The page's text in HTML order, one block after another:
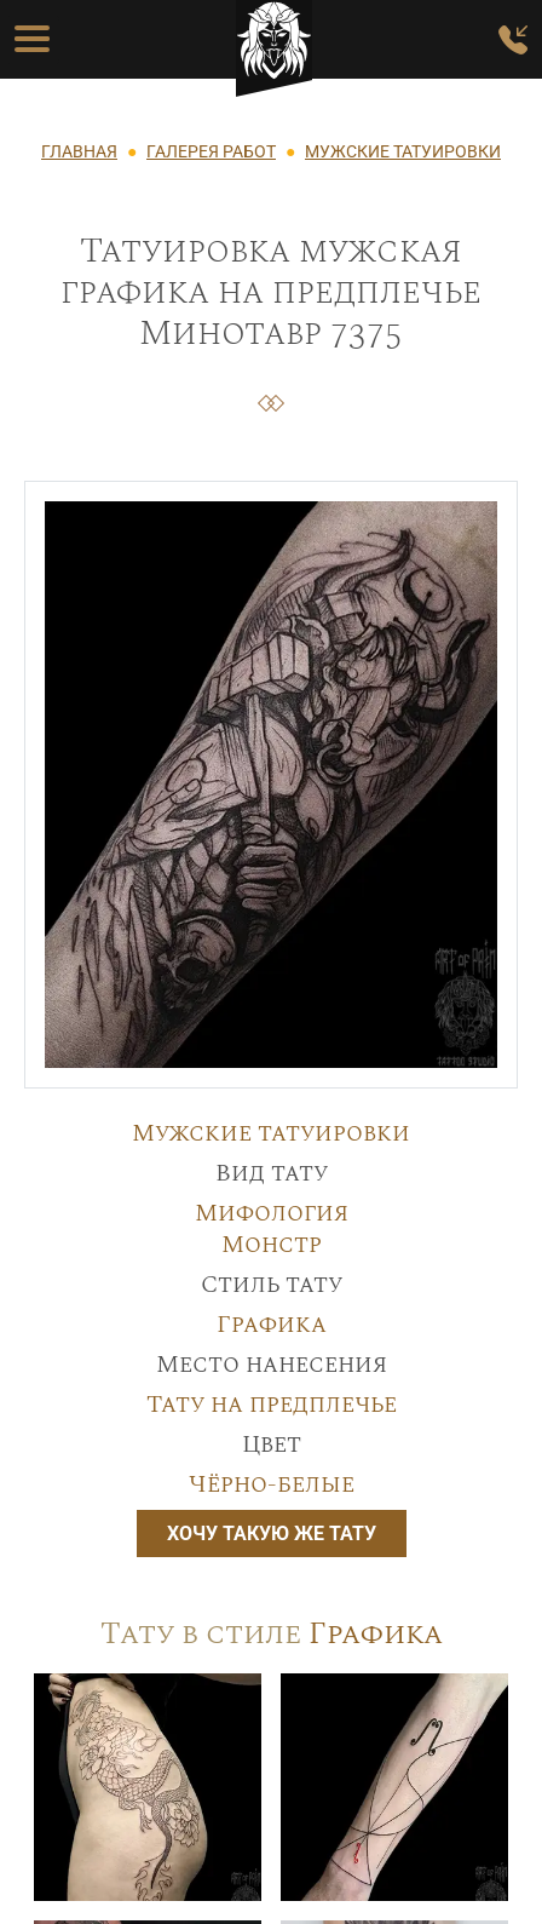
Перейти к основному содержанию
Основная навигация
Строка навигации
ГЛАВНАЯ ГАЛЕРЕЯ РАБОТ МУЖСКИЕ ТАТУИРОВКИ
Татуировка мужская
графика на предплечье
Минотавр 7375
Мужские татуировки
Вид тату
Мифология
Монстр
Стиль тату
Графика
Место нанесения
Тату на предплечье
Цвет
Чёрно-белые
ХОЧУ ТАКУЮ ЖЕ ТАТУ
Тату в стиле Графика